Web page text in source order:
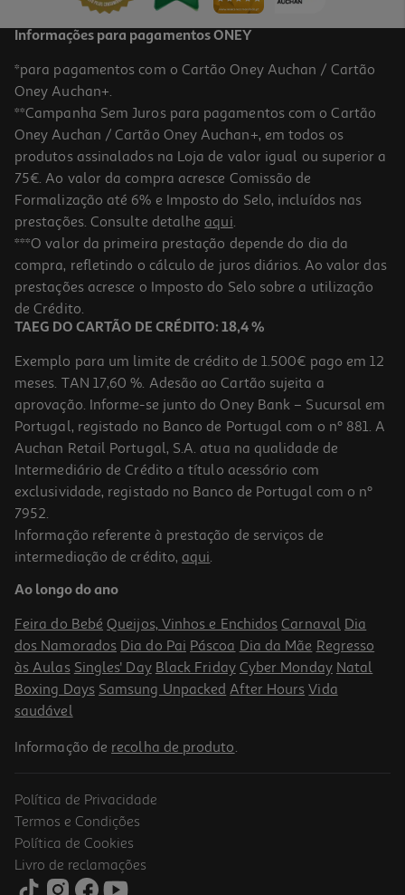
Informações para pagamentos ONEY
*para pagamentos com o Cartão Oney Auchan / Cartão
Oney Auchan+.
**Campanha Sem Juros para pagamentos com o Cartão
Oney Auchan / Cartão Oney Auchan+, em todos os
produtos assinalados na Loja de valor igual ou superior a
75€. Ao valor da compra acresce Comissão de
Formalização até 6% e Imposto do Selo, incluídos nas
prestações. Consulte detalhe aqui.
***O valor da primeira prestação depende do dia da
compra, refletindo o cálculo de juros diários. Ao valor das
prestações acresce o Imposto do Selo sobre a utilização
de Crédito.
TAEG DO CARTÃO DE CRÉDITO: 18,4 %
Exemplo para um limite de crédito de 1.500€ pago em 12
meses. TAN 17,60 %. Adesão ao Cartão sujeita a
aprovação. Informe-se junto do Oney Bank – Sucursal em
Portugal, registado no Banco de Portugal com o nº 881. A
Auchan Retail Portugal, S.A. atua na qualidade de
Intermediário de Crédito a título acessório com
exclusividade, registado no Banco de Portugal com o nº
7952.
Informação referente à prestação de serviços de
intermediação de crédito, aqui.
Ao longo do ano
Feira do Bebé Queijos, Vinhos e Enchidos Carnaval Dia
dos Namorados Dia do Pai Páscoa Dia da Mãe Regresso
às Aulas Singles' Day Black Friday Cyber Monday Natal
Boxing Days Samsung Unpacked After Hours Vida
saudável
Informação de recolha de produto.
Política de Privacidade
Termos e Condições
Política de Cookies
Livro de reclamações